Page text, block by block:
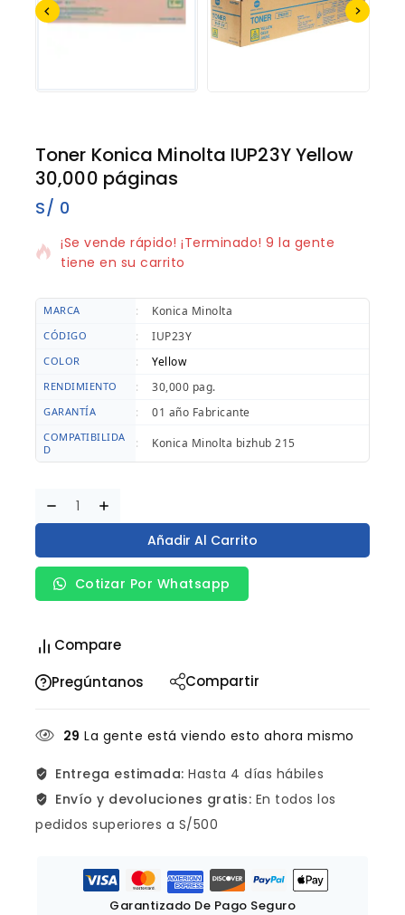
Toner Konica Minolta IUP23Y Yellow
30,000 páginas
S/ 0
15 productos vendidos en los últimos 9 horas
¡Se vende rápido! ¡Terminado! 9 la gente
tiene en su carrito
MARCA : Konica Minolta
CÓDIGO : IUP23Y
COLOR : Yellow
RENDIMIENTO : 30,000 pag.
GARANTÍA : 01 año Fabricante
COMPATIBILIDA
D
: Konica Minolta bizhub 215
Añadir Al Carrito
Cotizar Por Whatsapp
Compare
Pregúntanos
Compartir
29 La gente está viendo esto ahora mismo
Entrega estimada: Hasta 4 días hábiles
Envío y devoluciones gratis: En todos los
pedidos superiores a S/500
Garantizado De Pago Seguro